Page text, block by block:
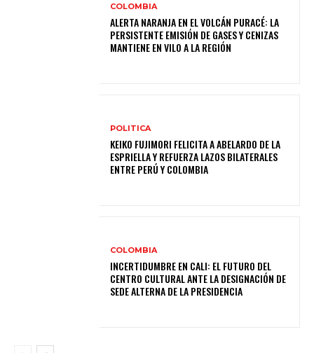
COLOMBIA
ALERTA NARANJA EN EL VOLCÁN PURACÉ: LA
PERSISTENTE EMISIÓN DE GASES Y CENIZAS
MANTIENE EN VILO A LA REGIÓN
POLITICA
KEIKO FUJIMORI FELICITA A ABELARDO DE LA
ESPRIELLA Y REFUERZA LAZOS BILATERALES
ENTRE PERÚ Y COLOMBIA
COLOMBIA
INCERTIDUMBRE EN CALI: EL FUTURO DEL
CENTRO CULTURAL ANTE LA DESIGNACIÓN DE
SEDE ALTERNA DE LA PRESIDENCIA